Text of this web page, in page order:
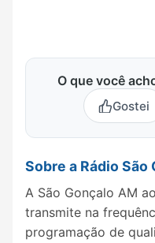
O que você
Gostei
Sobre a Rádio São
A São Gonçalo AM
transmite na
programação de